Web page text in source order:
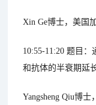
Xin Ge博士，美国
10:55-11:20 题目
和抗体的半衰期延
Yangsheng Qiu博